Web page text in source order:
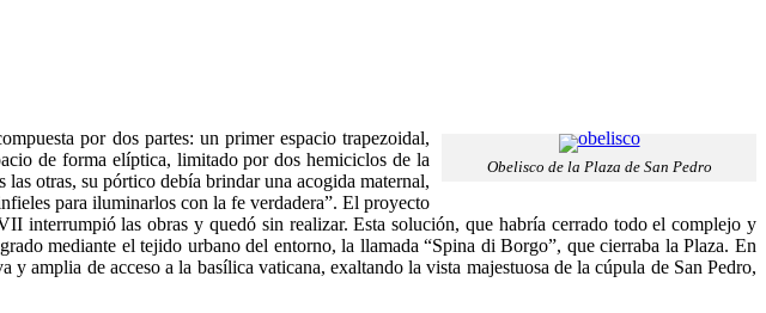
Obelisco de la Plaza de San Pedro
por dos partes: un primer espacio trapezoidal,
de forma elíptica, limitado por dos hemiciclos de la
otras, su pórtico debía brindar una acogida maternal,
para iluminarlos con la fe verdadera”. El proyecto
interrumpió las obras y quedó sin realizar. Esta solución, que habría cerrado todo el complejo y
mediante el tejido urbano del entorno, la llamada “Spina di Borgo”, que cierraba la Plaza. En
amplia de acceso a la basílica vaticana, exaltando la vista majestuosa de la cúpula de San Pedro,